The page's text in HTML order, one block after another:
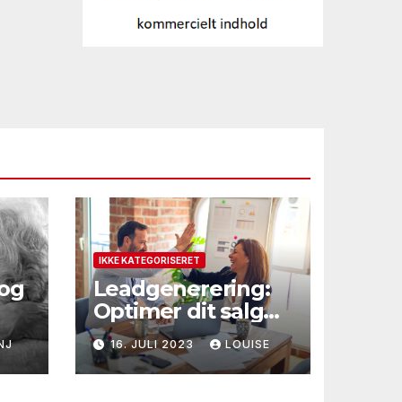
IKKE KATEGORISERET
Leadgenerering:
Optimer dit salg
med et Scorecard
16. JULI 2023 LOUISE